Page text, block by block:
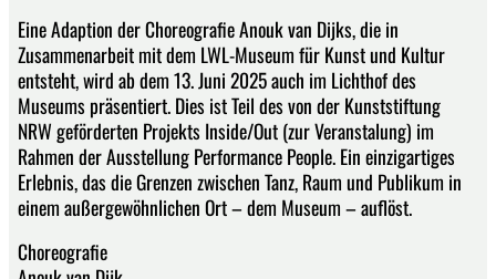
Eine Adaption der Choreografie Anouk van Dijks, die in
Zusammenarbeit mit dem LWL-Museum für Kunst und Kultur
entsteht, wird ab dem 13. Juni 2025 auch im Lichthof des
Museums präsentiert. Dies ist Teil des von der Kunststiftung
NRW geförderten Projekts Inside/Out (zur Veranstalung) im
Rahmen der Ausstellung Performance People. Ein einzigartiges
Erlebnis, das die Grenzen zwischen Tanz, Raum und Publikum in
einem außergewöhnlichen Ort – dem Museum – auflöst.
Choreografie